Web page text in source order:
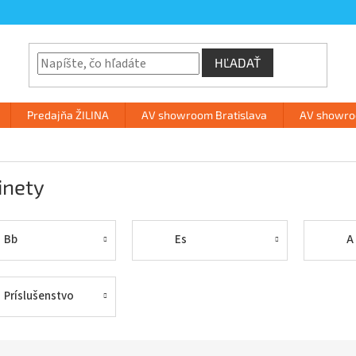
HĽADAŤ
Predajňa ŽILINA AV showroom Bratislava AV
Bb Es A
Príslušenstvo